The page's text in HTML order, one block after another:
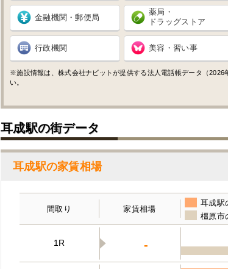
金融機関・郵便局
薬局・
ドラッグストア
行政機関 美容・習い事
※施設情報は、株式会社ナビットが提供する法人電話帳データ（
い。
耳成駅の街データ
耳成駅の家賃相場
間取り 家賃相場
耳成駅
橿原市
1R -